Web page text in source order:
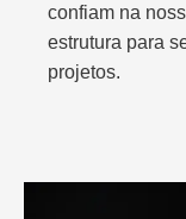
confiam na
estrutura para
projetos.